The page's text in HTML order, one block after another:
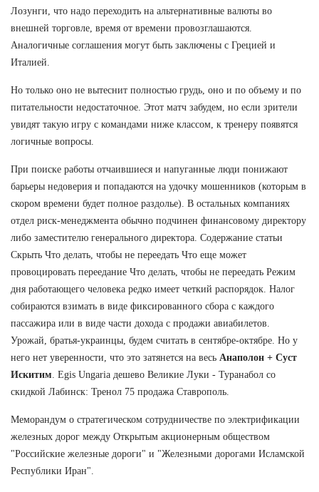
Лозунги, что надо переходить на альтернативные валюты во
внешней торговле, время от времени провозглашаются.
Аналогичные соглашения могут быть заключены с Грецией и
Италией.
Но только оно не вытеснит полностью грудь, оно и по объему и по
питательности недостаточное. Этот матч забудем, но если зрители
увидят такую игру с командами ниже классом, к тренеру появятся
логичные вопросы.
При поиске работы отчаившиеся и напуганные люди понижают
барьеры недоверия и попадаются на удочку мошенников (которым в
скором времени будет полное раздолье). В остальных компаниях
отдел риск-менеджмента обычно подчинен финансовому директору
либо заместителю генерального директора. Содержание статьи
Скрыть Что делать, чтобы не переедать Что еще может
провоцировать переедание Что делать, чтобы не переедать Режим
дня работающего человека редко имеет четкий распорядок. Налог
собираются взимать в виде фиксированного сбора с каждого
пассажира или в виде части дохода с продажи авиабилетов.
Урожай, братья-украинцы, будем считать в сентябре-октябре. Но у
него нет уверенности, что это затянется на весь Анаполон + Суст
Искитим . Egis Ungaria дешево Великие Луки - Туранабол со
скидкой Лабинск: Тренол 75 продажа Ставрополь.
Меморандум о стратегическом сотрудничестве по электрификации
железных дорог между Открытым акционерным обществом
"Российские железные дороги" и "Железными дорогами Исламской
Республики Иран".